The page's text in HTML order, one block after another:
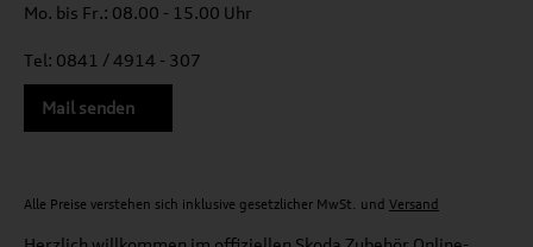
Mo. bis Fr.: 08.00 - 15.00 Uhr
Tel: 0841 / 4914 - 307
Mail senden
Alle Preise verstehen sich inklusive gesetzlicher MwSt. und Versand